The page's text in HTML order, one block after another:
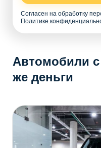
Согласен на обработку
Политике
Автомобили с
же деньги